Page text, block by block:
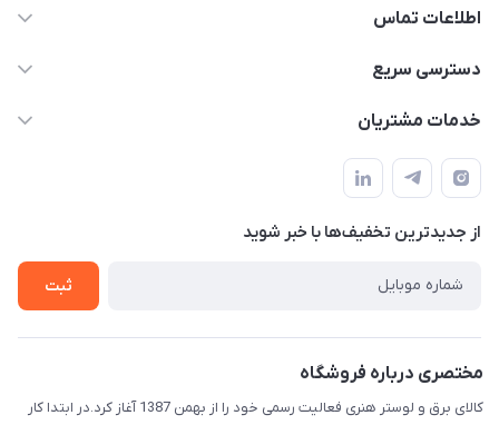
اطلاعات تماس
۰۵۱-۳۵۱۴۸۰۰۰
دسترسی سریع
حساب کاربری
لیست محصولات
درباره ما
خدمات مشتریان
سامانه پیگیری مرسولات اداره پست
سوالات متداول
قوانین و مقررات
حریم خصوصی
از جدید‌ترین تخفیف‌ها با‌ خبر شوید
ثبت
مختصری درباره فروشگاه
کالای برق و لوستر هنری فعالیت رسمی خود را از بهمن 1387 آغاز کرد.در ابتدا کار